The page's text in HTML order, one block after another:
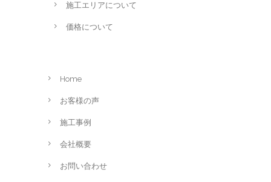
施工エリアについて
価格について
Home
お客様の声
施工事例
会社概要
お問い合わせ